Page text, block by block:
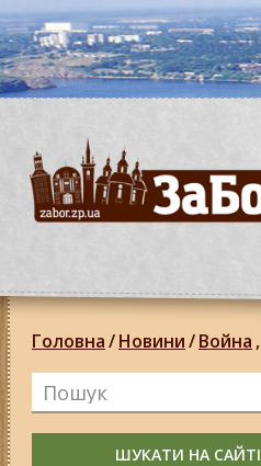
Головна/Новини/Война ,
ШУКАТИ НА САЙТІ